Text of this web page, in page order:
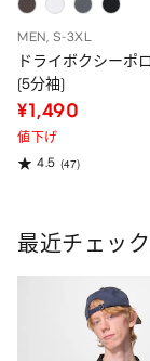
MEN, S-3XL
ドライボクシーポ
(5分袖)
¥1,490
値下げ
4.5 (47)
最近チェッ